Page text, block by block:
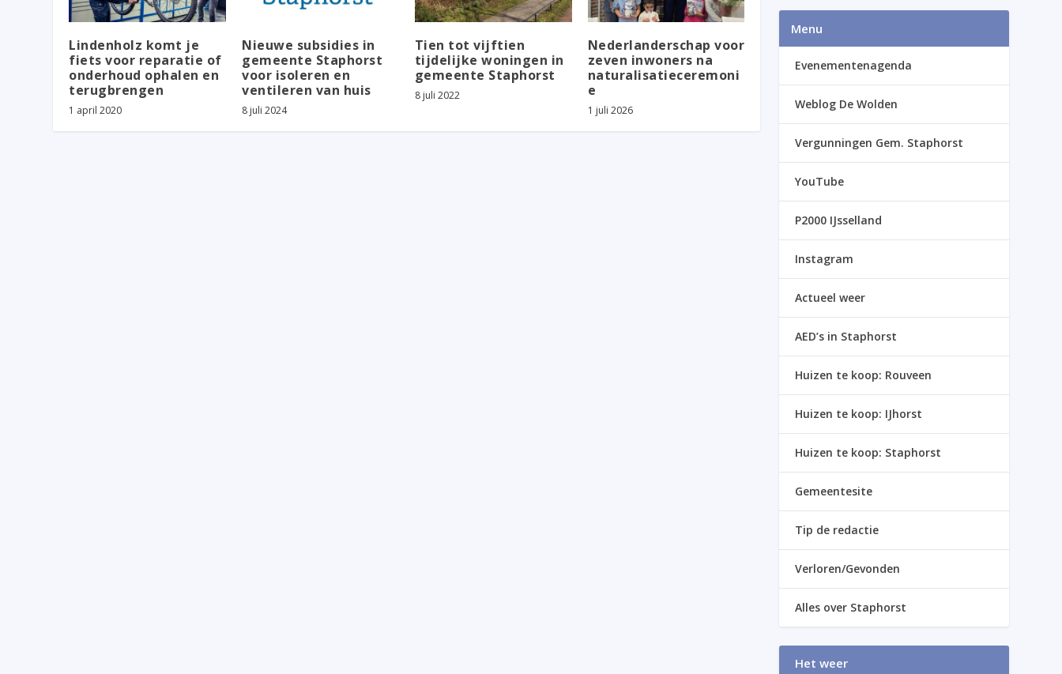
Lindenholz komt je
fiets voor reparatie of
onderhoud ophalen en
terugbrengen
1 april 2020
Nieuwe subsidies in
gemeente Staphorst
voor isoleren en
ventileren van huis
8 juli 2024
Tien tot vijftien
tijdelijke woningen in
gemeente Staphorst
8 juli 2022
Nederlanderschap voor
zeven inwoners na
naturalisatieceremoni
e
1 juli 2026
Menu
Evenementenagenda
Weblog De Wolden
Vergunningen Gem. Staphorst
YouTube
P2000 IJsselland
Instagram
Actueel weer
AED’s in Staphorst
Huizen te koop: Rouveen
Huizen te koop: IJhorst
Huizen te koop: Staphorst
Gemeentesite
Tip de redactie
Verloren/Gevonden
Alles over Staphorst
Het weer